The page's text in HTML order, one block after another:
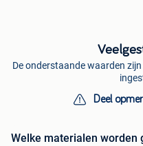
De onderstaande waarden
Deel
Welke materialen worden